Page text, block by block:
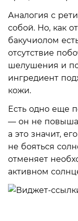
Аналогия с
собой. Но, как
бакучиолом
отсутствие
шелушения и
ингредиент
кожи.
Есть одно еще
— он не
а это значит,
не бояться
отменяет
активном